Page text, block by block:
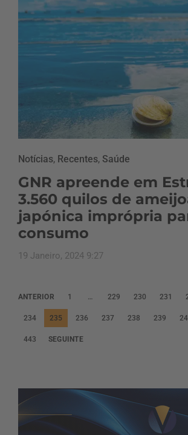
Notícias, Recentes, Saúde
GNR apreende em
3.560 quilos de
japónica imprópria
consumo
19 Janeiro, 2024 9:27
P
a
g
a
ç
ã
ANTERIOR 1 … 229 230 231
234 235 236 237 238 239
443 SEGUINTE